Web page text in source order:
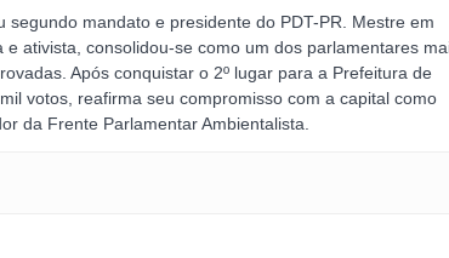
segundo mandato e presidente do PDT-PR. Mestre em
ativista, consolidou-se como um dos parlamentares
Após conquistar o 2º lugar para a Prefeitura de
votos, reafirma seu compromisso com a capital como
da Frente Parlamentar Ambientalista.